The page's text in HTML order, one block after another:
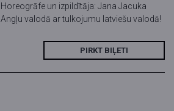
Horeogrāfe un izpildītāja: Jana Jacuka
Angļu valodā ar tulkojumu latviešu valodā!
PIRKT BIĻETI